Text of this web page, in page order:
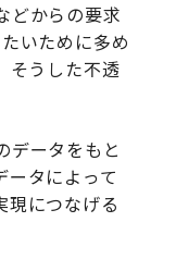
どからの要求
いために多め
そうした不透
データをもと
タによって
現につなげる